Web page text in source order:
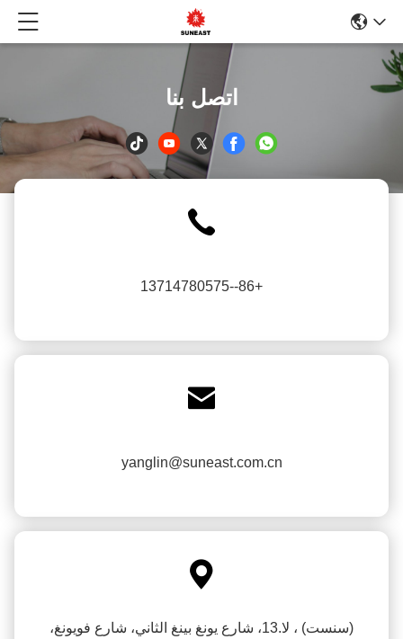
اتصل بنا
+86--13714780575

yanglin@suneast.com.cn

(سنست) ، لا.13، شارع يونغ بينغ الثاني، شارع فويونغ،